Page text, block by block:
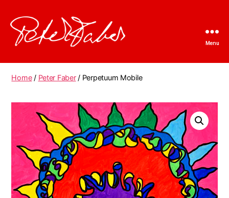
Faber
Menu
Home/ Peter Faber/ Perpetuum Mobile